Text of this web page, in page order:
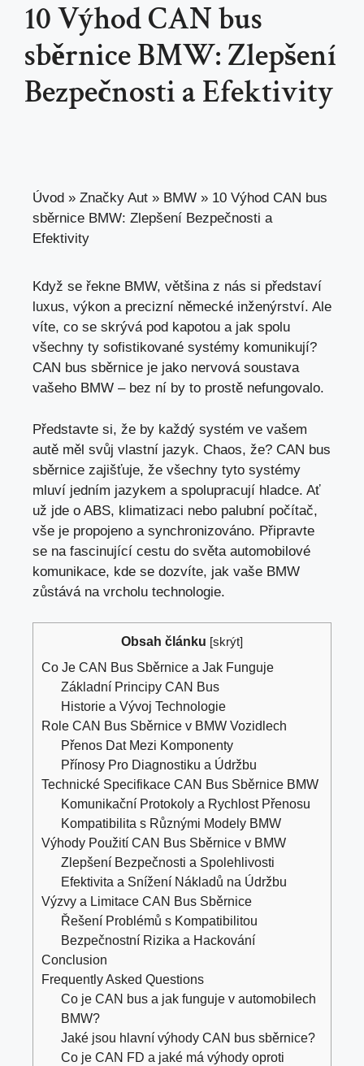
10 Výhod CAN bus
sběrnice BMW: Zlepšení
Bezpečnosti a Efektivity
Úvod » Značky Aut » BMW » 10 Výhod CAN bus
sběrnice BMW: Zlepšení Bezpečnosti a
Efektivity
Když se řekne BMW, většina z nás si představí
luxus, výkon a precizní německé inženýrství. Ale
víte, co se skrývá pod kapotou a jak spolu
všechny ty sofistikované systémy komunikují?
CAN bus sběrnice je jako nervová soustava
vašeho BMW – bez ní by to prostě nefungovalo.
Představte si, že by každý systém ve vašem
autě měl svůj vlastní jazyk. Chaos, že? CAN bus
sběrnice zajišťuje, že všechny tyto systémy
mluví jedním jazykem a spolupracují hladce. Ať
už jde o ABS, klimatizaci nebo palubní počítač,
vše je propojeno a synchronizováno. Připravte
se na fascinující cestu do světa automobilové
komunikace, kde se dozvíte, jak vaše BMW
zůstává na vrcholu technologie.
Obsah článku [skrýt]
Co Je CAN Bus Sběrnice a Jak Funguje
Základní Principy CAN Bus
Historie a Vývoj Technologie
Role CAN Bus Sběrnice v BMW Vozidlech
Přenos Dat Mezi Komponenty
Přínosy Pro Diagnostiku a Údržbu
Technické Specifikace CAN Bus Sběrnice BMW
Komunikační Protokoly a Rychlost Přenosu
Kompatibilita s Různými Modely BMW
Výhody Použití CAN Bus Sběrnice v BMW
Zlepšení Bezpečnosti a Spolehlivosti
Efektivita a Snížení Nákladů na Údržbu
Výzvy a Limitace CAN Bus Sběrnice
Řešení Problémů s Kompatibilitou
Bezpečnostní Rizika a Hackování
Conclusion
Frequently Asked Questions
Co je CAN bus a jak funguje v automobilech
BMW?
Jaké jsou hlavní výhody CAN bus sběrnice?
Co je CAN FD a jaké má výhody oproti